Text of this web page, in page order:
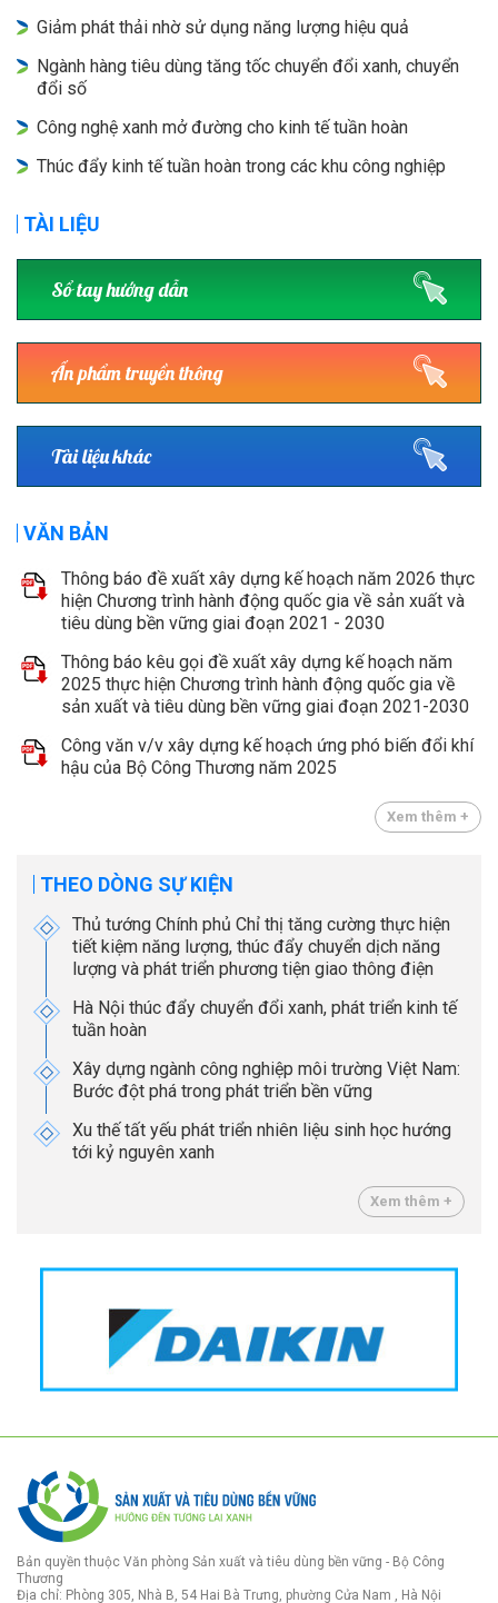
Giảm phát thải nhờ sử dụng năng lượng hiệu quả
Ngành hàng tiêu dùng tăng tốc chuyển đổi xanh, chuyển
đổi số
Công nghệ xanh mở đường cho kinh tế tuần hoàn
Thúc đẩy kinh tế tuần hoàn trong các khu công nghiệp
TÀI LIỆU
Sổ tay hướng dẫn
Ấn phẩm truyền thông
Tài liệu khác
VĂN BẢN
Thông báo đề xuất xây dựng kế hoạch năm 2026 thực
hiện Chương trình hành động quốc gia về sản xuất và
tiêu dùng bền vững giai đoạn 2021 - 2030
Thông báo kêu gọi đề xuất xây dựng kế hoạch năm
2025 thực hiện Chương trình hành động quốc gia về
sản xuất và tiêu dùng bền vững giai đoạn 2021-2030
Công văn v/v xây dựng kế hoạch ứng phó biến đổi khí
hậu của Bộ Công Thương năm 2025
Xem thêm +
THEO DÒNG SỰ KIỆN
Thủ tướng Chính phủ Chỉ thị tăng cường thực hiện
tiết kiệm năng lượng, thúc đẩy chuyển dịch năng
lượng và phát triển phương tiện giao thông điện
Hà Nội thúc đẩy chuyển đổi xanh, phát triển kinh tế
tuần hoàn
Xây dựng ngành công nghiệp môi trường Việt Nam:
Bước đột phá trong phát triển bền vững
Xu thế tất yếu phát triển nhiên liệu sinh học hướng
tới kỷ nguyên xanh
Xem thêm +
Bản quyền thuộc Văn phòng Sản xuất và tiêu dùng bền vững - Bộ Công
Thương
Địa chỉ: Phòng 305, Nhà B, 54 Hai Bà Trưng, phường Cửa Nam , Hà Nội